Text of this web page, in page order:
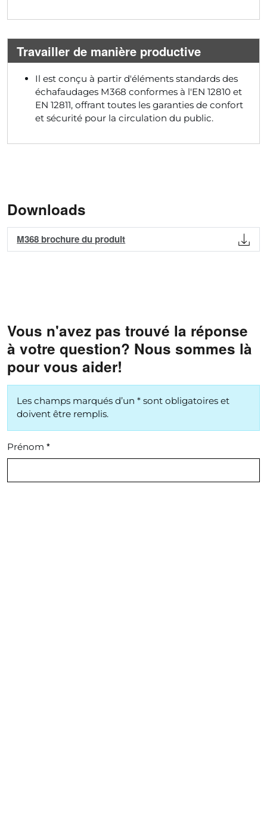
Travailler de manière productive
Il est conçu à partir d'éléments standards des
échafaudages M368 conformes à l'EN 12810 et
EN 12811, offrant toutes les garanties de confort
et sécurité pour la circulation du public.
Downloads
M368 brochure du produit
Vous n'avez pas trouvé la réponse
à votre question? Nous sommes là
pour vous aider!
Les champs marqués d’un * sont obligatoires et
doivent être remplis.
Prénom *